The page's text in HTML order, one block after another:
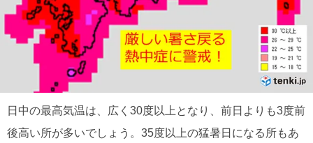
日中の最高気温は、広く30度以上となり、前日よりも3度前
後高い所が多いでしょう。35度以上の猛暑日になる所もあ